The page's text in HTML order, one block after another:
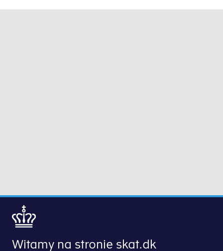
Witamy na stronie skat.dk